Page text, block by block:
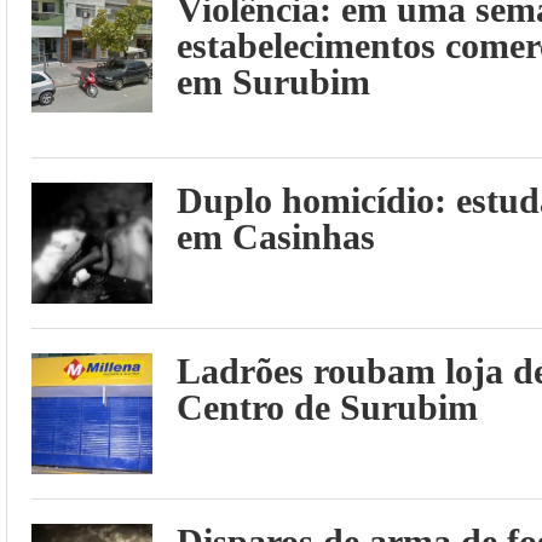
Violência: em uma
estabelecimentos
em Surubim
Duplo homicídio:
em Casinhas
Ladrões roubam loja
Centro de Surubim